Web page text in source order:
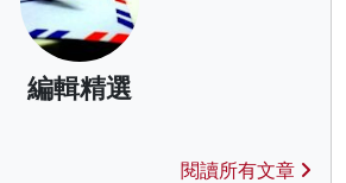
編輯精選
閱讀所有文章